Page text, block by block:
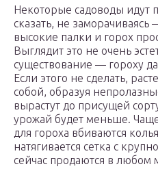
Некоторые садоводы идут
сказать, не заморачиваясь
высокие палки и горох
Выглядит это не очень
существование — гороху
Если этого не сделать,
собой, образуя
вырастут до присущей
урожай будет меньше.
для гороха вбиваются
натягивается сетка с
сейчас продаются в любом